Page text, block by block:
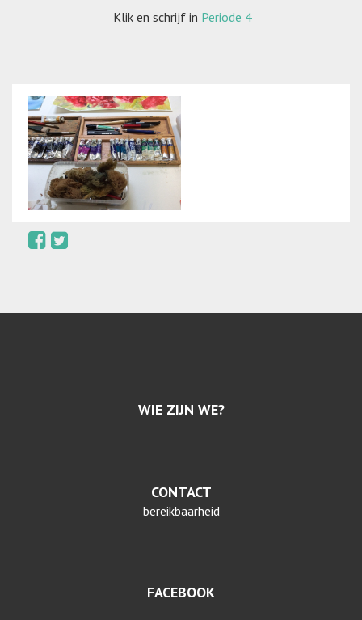
Klik en schrijf in Periode 4
WIE ZIJN WE?
CONTACT
bereikbaarheid
FACEBOOK